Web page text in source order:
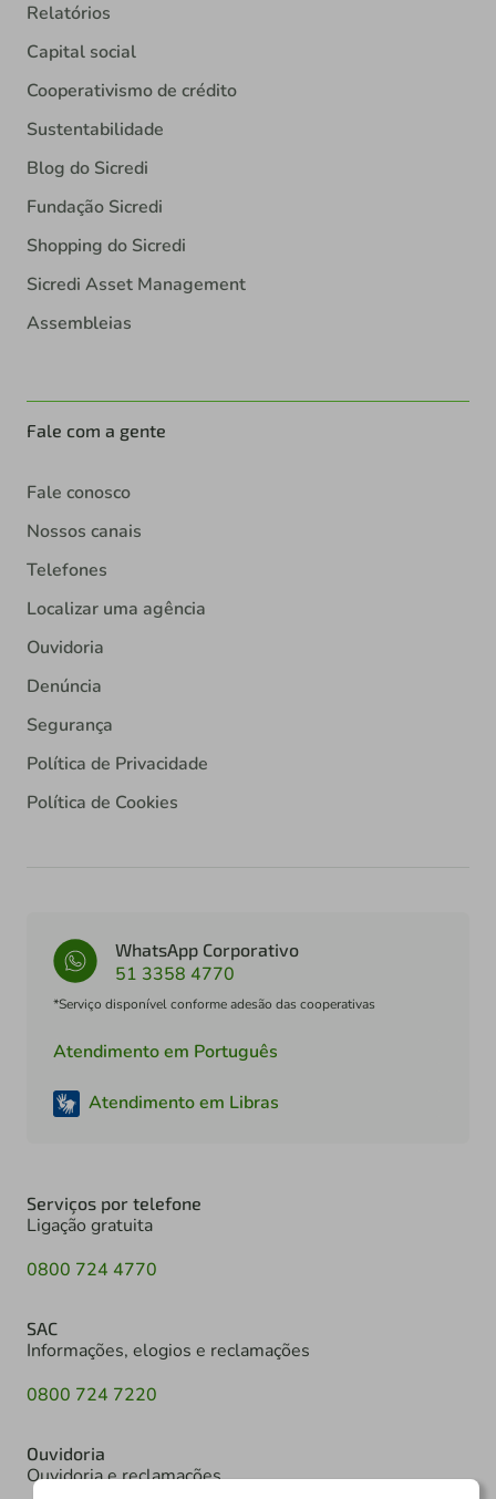
Relatórios
Capital social
Cooperativismo de crédito
Sustentabilidade
Blog do Sicredi
Fundação Sicredi
Shopping do Sicredi
Sicredi Asset Management
Assembleias
Fale com a gente
Fale conosco
Nossos canais
Telefones
Localizar uma agência
Ouvidoria
Denúncia
Segurança
Política de Privacidade
Política de Cookies
WhatsApp Corporativo
51 3358 4770
*Serviço disponível conforme adesão das cooperativas
Atendimento em Português
Atendimento em Libras
Serviços por telefone
Ligação gratuita
0800 724 4770
SAC
Informações, elogios e reclamações
0800 724 7220
Ouvidoria
Ouvidoria e reclamações